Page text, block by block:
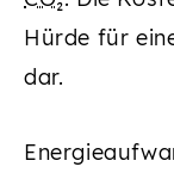
Hürde für
dar.